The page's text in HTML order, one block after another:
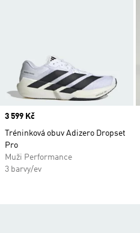
Price
3 599 Kč
Tréninková obuv Adizero Dropset
Pro
Muži Performance
3 barvy/ev